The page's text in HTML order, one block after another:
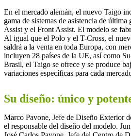
En el mercado alemán, el nuevo Taigo
gama de sistemas de asistencia de
Assist y el Front Assist. El modelo se
Al igual que el Polo y el T-Cross, el
saldrá a la venta en toda Europa, con
incluyen 28 países de la UE, así como
Brasil, el Taigo se ofrece y se produce
variaciones específicas para cada
Su diseño: único y
Marco Pavone, Jefe de Diseño Exterior
el responsable del diseño del modelo.